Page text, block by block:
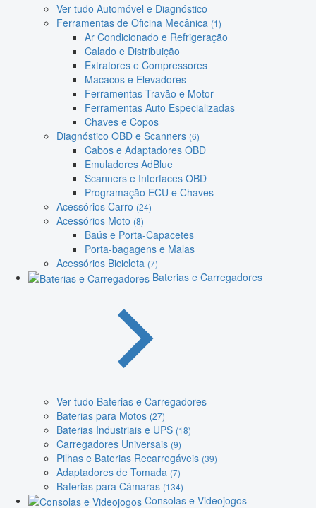
Ver tudo Automóvel e Diagnóstico
Ferramentas de Oficina Mecânica (1)
Ar Condicionado e Refrigeração
Calado e Distribuição
Extratores e Compressores
Macacos e Elevadores
Ferramentas Travão e Motor
Ferramentas Auto Especializadas
Chaves e Copos
Diagnóstico OBD e Scanners (6)
Cabos e Adaptadores OBD
Emuladores AdBlue
Scanners e Interfaces OBD
Programação ECU e Chaves
Acessórios Carro (24)
Acessórios Moto (8)
Baús e Porta-Capacetes
Porta-bagagens e Malas
Acessórios Bicicleta (7)
Baterias e Carregadores
Ver tudo Baterias e Carregadores
Baterias para Motos (27)
Baterias Industriais e UPS (18)
Carregadores Universais (9)
Pilhas e Baterias Recarregáveis (39)
Adaptadores de Tomada (7)
Baterias para Câmaras (134)
Consolas e Videojogos